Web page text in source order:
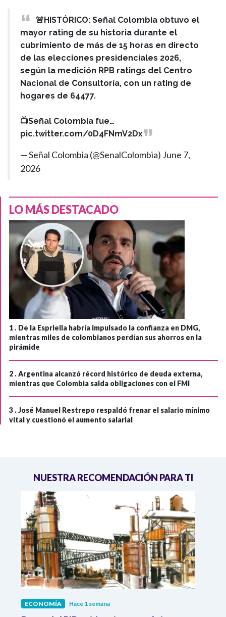
🚨HISTÓRICO: Señal Colombia obtuvo el
mayor rating de su historia durante el
cubrimiento de más de 15 horas en directo
de las elecciones presidenciales 2026,
según la medición RPB ratings del Centro
Nacional de Consultoría, con un rating de
hogares de 64477.
📺Señal Colombia fue…
pic.twitter.com/0D4FNmV2Dx
— Señal Colombia (@SenalColombia) June 7,
2026
LO MÁS DESTACADO
1 . De la Espriella habría impulsado la confianza en DMG,
mientras miles de colombianos perdían sus ahorros en la
pirámide
2 .Argentina alcanzó récord histórico de deuda externa,
mientras que Colombia salda obligaciones con el FMI
3 .José Manuel Restrepo respaldó frenar el salario mínimo
vital y cuestionó el aumento salarial
NUESTRA RECOMENDACIÓN PARA TI
ECONOMÍA Hace 1 semana